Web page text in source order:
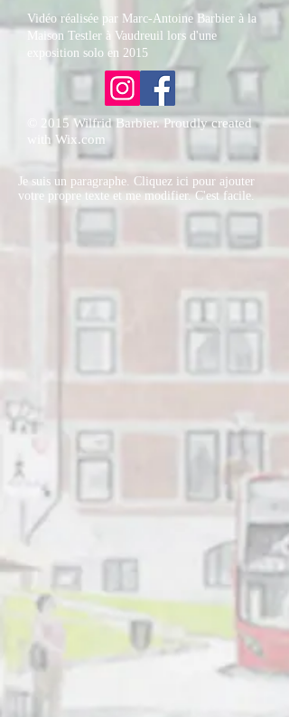
Vidéo réalisée par Marc-Antoine Barbier à la
Maison Testler à Vaudreuil lors d'une
exposition solo en 2015
© 2015 Wilfrid Barbier. Proudly created
with Wix.com
Je suis un paragraphe. Cliquez ici pour ajouter
votre propre texte et me modifier. C'est facile.